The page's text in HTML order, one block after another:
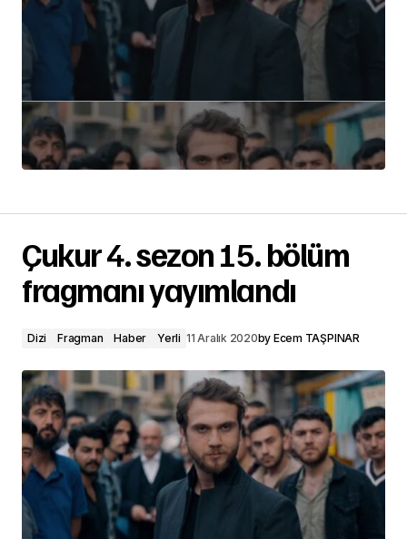
Çukur 4. sezon 15. bölüm
fragmanı yayımlandı
Dizi Fragman Haber Yerli 11 Aralık 2020by Ecem TAŞPINAR